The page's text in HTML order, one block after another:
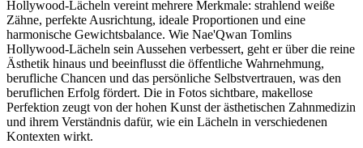
Hollywood-Lächeln vereint mehrere Merkmale: strahlend weiße
Zähne, perfekte Ausrichtung, ideale Proportionen und eine
harmonische Gewichtsbalance. Wie Nae'Qwan Tomlins
Hollywood-Lächeln sein Aussehen verbessert, geht er über die reine
Ästhetik hinaus und beeinflusst die öffentliche Wahrnehmung,
berufliche Chancen und das persönliche Selbstvertrauen, was den
beruflichen Erfolg fördert. Die in Fotos sichtbare, makellose
Perfektion zeugt von der hohen Kunst der ästhetischen Zahnmedizin
und ihrem Verständnis dafür, wie ein Lächeln in verschiedenen
Kontexten wirkt.